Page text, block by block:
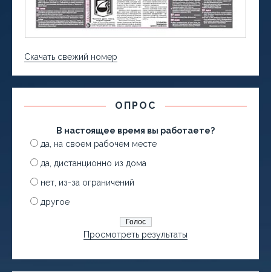
Скачать свежий номер
ОПРОС
В настоящее время вы работаете?
да, на своем рабочем месте
да, дистанционно из дома
нет, из-за ограничений
другое
Просмотреть результаты